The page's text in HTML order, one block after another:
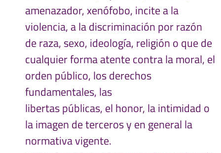
amenazador, xenófobo, incite a la
violencia, a la discriminación por razón
de raza, sexo, ideología, religión o que de
cualquier forma atente contra la moral, el
orden público, los derechos
fundamentales, las
libertas públicas, el honor, la intimidad o
la imagen de terceros y en general la
normativa vigente.